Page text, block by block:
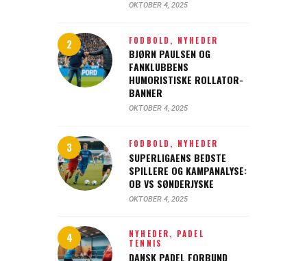
OKTOBER 4, 2025
FODBOLD, NYHEDER
BJØRN PAULSEN OG
FANKLUBBENS
HUMORISTISKE ROLLATOR-
BANNER
OKTOBER 4, 2025
FODBOLD, NYHEDER
SUPERLIGAENS BEDSTE
SPILLERE OG KAMPANALYSE:
OB VS SØNDERJYSKE
OKTOBER 4, 2025
NYHEDER, PADEL
TENNIS
DANSK PADEL FORBUND